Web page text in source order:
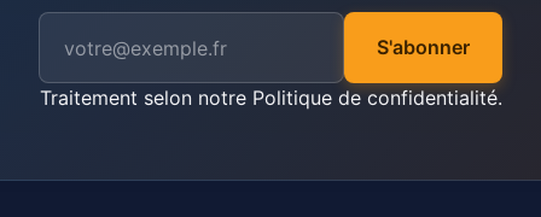
S'abonner
Traitement selon notre Politique de confidentialité.